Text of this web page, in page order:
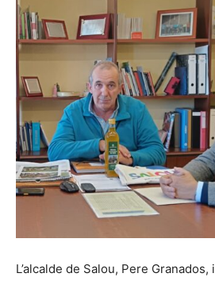
L’alcalde de Salou, Pere Granados,